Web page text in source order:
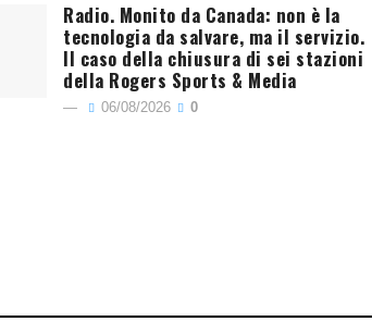
Radio. Monito da Canada: non è la
tecnologia da salvare, ma il servizio.
Il caso della chiusura di sei stazioni
della Rogers Sports & Media
06/08/2026 0